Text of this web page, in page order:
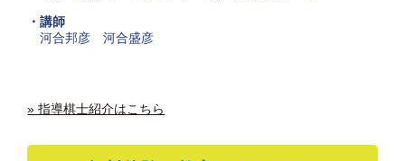
・講師
河合邦彦 河合盛彦
» 指導棋士紹介はこちら